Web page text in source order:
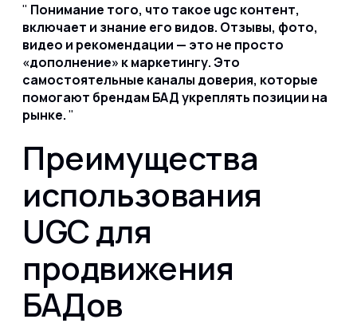
Понимание того, что такое ugc контент,
включает и знание его видов. Отзывы, фото,
видео и рекомендации — это не просто
«дополнение» к маркетингу. Это
самостоятельные каналы доверия, которые
помогают брендам БАД укреплять позиции на
рынке.
Преимущества
использования
UGC для
продвижения
БАДов